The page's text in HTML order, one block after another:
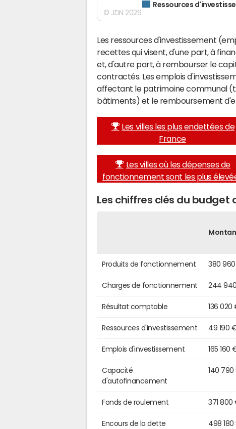
Ressources
© JDN 2026
Les ressources d'investissement
recettes qui visent, d'une part, à
et, d'autre part, à rembourser le
contractés. Les emplois
affectant le patrimoine communal
bâtiments) et le remboursement
Les villes les plus endettées de
France
Les villes où les dépenses de
fonctionnement sont les plus
Les chiffres clés du budget
Produits de fonctionnement 380
Charges de fonctionnement 244
Résultat comptable 136 020
Ressources d'investissement 49 190
Emplois d'investissement 165 160
Capacité
d'autofinancement
140
Fonds de roulement 371 800
Encours de la dette 498